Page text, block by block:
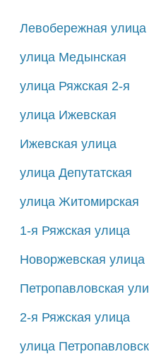
Левобережная улица
улица Медынская
улица Ряжская 2-я
улица Ижевская
Ижевская улица
улица Депутатская
улица Житомирская
1-я Ряжская улица
Новоржевская улица
Петропавловская
2-я Ряжская улица
улица